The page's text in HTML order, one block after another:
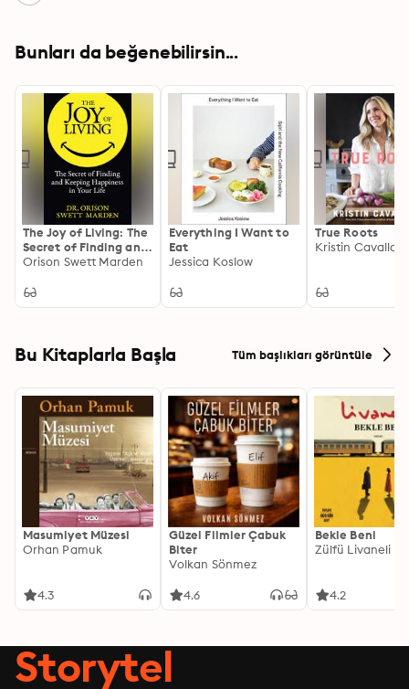
Bunları da beğenebilirsin...
The Joy of Living: The
Secret of Finding and
Keeping Happiness in
Orison Swett Marden
Everything I Want to
Eat
Jessica Koslow
True Roots
Kristin Cavallari
Bu Kitaplarla Başla Tüm başlıkları görüntüle
Masumiyet Müzesi
Orhan Pamuk
4.3
Güzel Filmler Çabuk
Biter
Volkan Sönmez
4.6
Bekle Beni
Zülfü Livaneli
4.2
Storytel